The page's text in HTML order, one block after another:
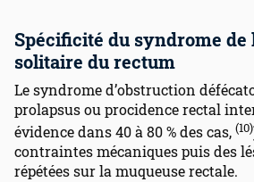
Spécificité du syndrome de l’ulcère
solitaire du rectum
Le syndrome d’obstruction
prolapsus ou procidence rectal
évidence dans 40 à 80 % des cas, (10)
contraintes mécaniques puis des
répétées sur la muqueuse rectale.